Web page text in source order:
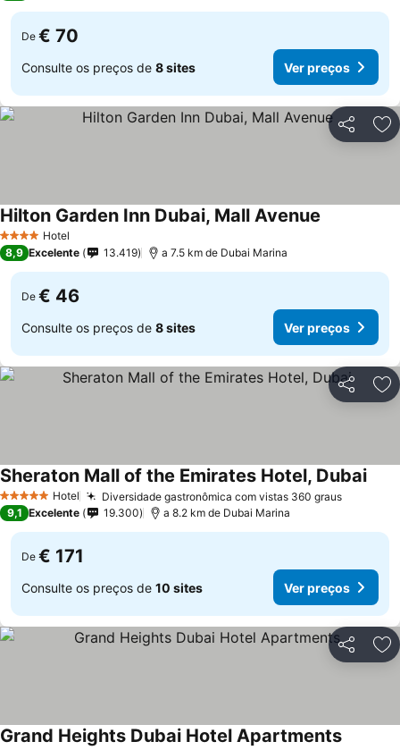
De € 70
Consulte os preços de 8 sites Ver preços
Partilhar
4 EstrelasHotel
Hilton Garden Inn Dubai, Mall Avenue
8,9 Excelente 13.419 a 7.5 km de Dubai Marina
De € 46
Consulte os preços de 8 sites Ver preços
Partilhar
5 Estrelas Hotel Diversidade gastronômica com vistas 360 graus
Sheraton Mall of the Emirates Hotel, Dubai
9,1 Excelente 19.300 a 8.2 km de Dubai Marina
De € 171
Consulte os preços de 10 sites Ver preços
Partilhar
Grand Heights Dubai Hotel Apartments